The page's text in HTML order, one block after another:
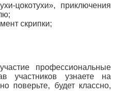
цокотухи», приключения
скрипки;
профессиональные
участников узнаете на
поверьте, будет классно,